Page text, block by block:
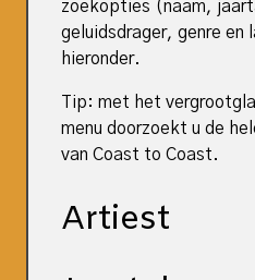
zoekopties (naam,
geluidsdrager, genre en
hieronder.
Tip: met het
menu doorzoekt u de
van Coast to Coast.
Artiest